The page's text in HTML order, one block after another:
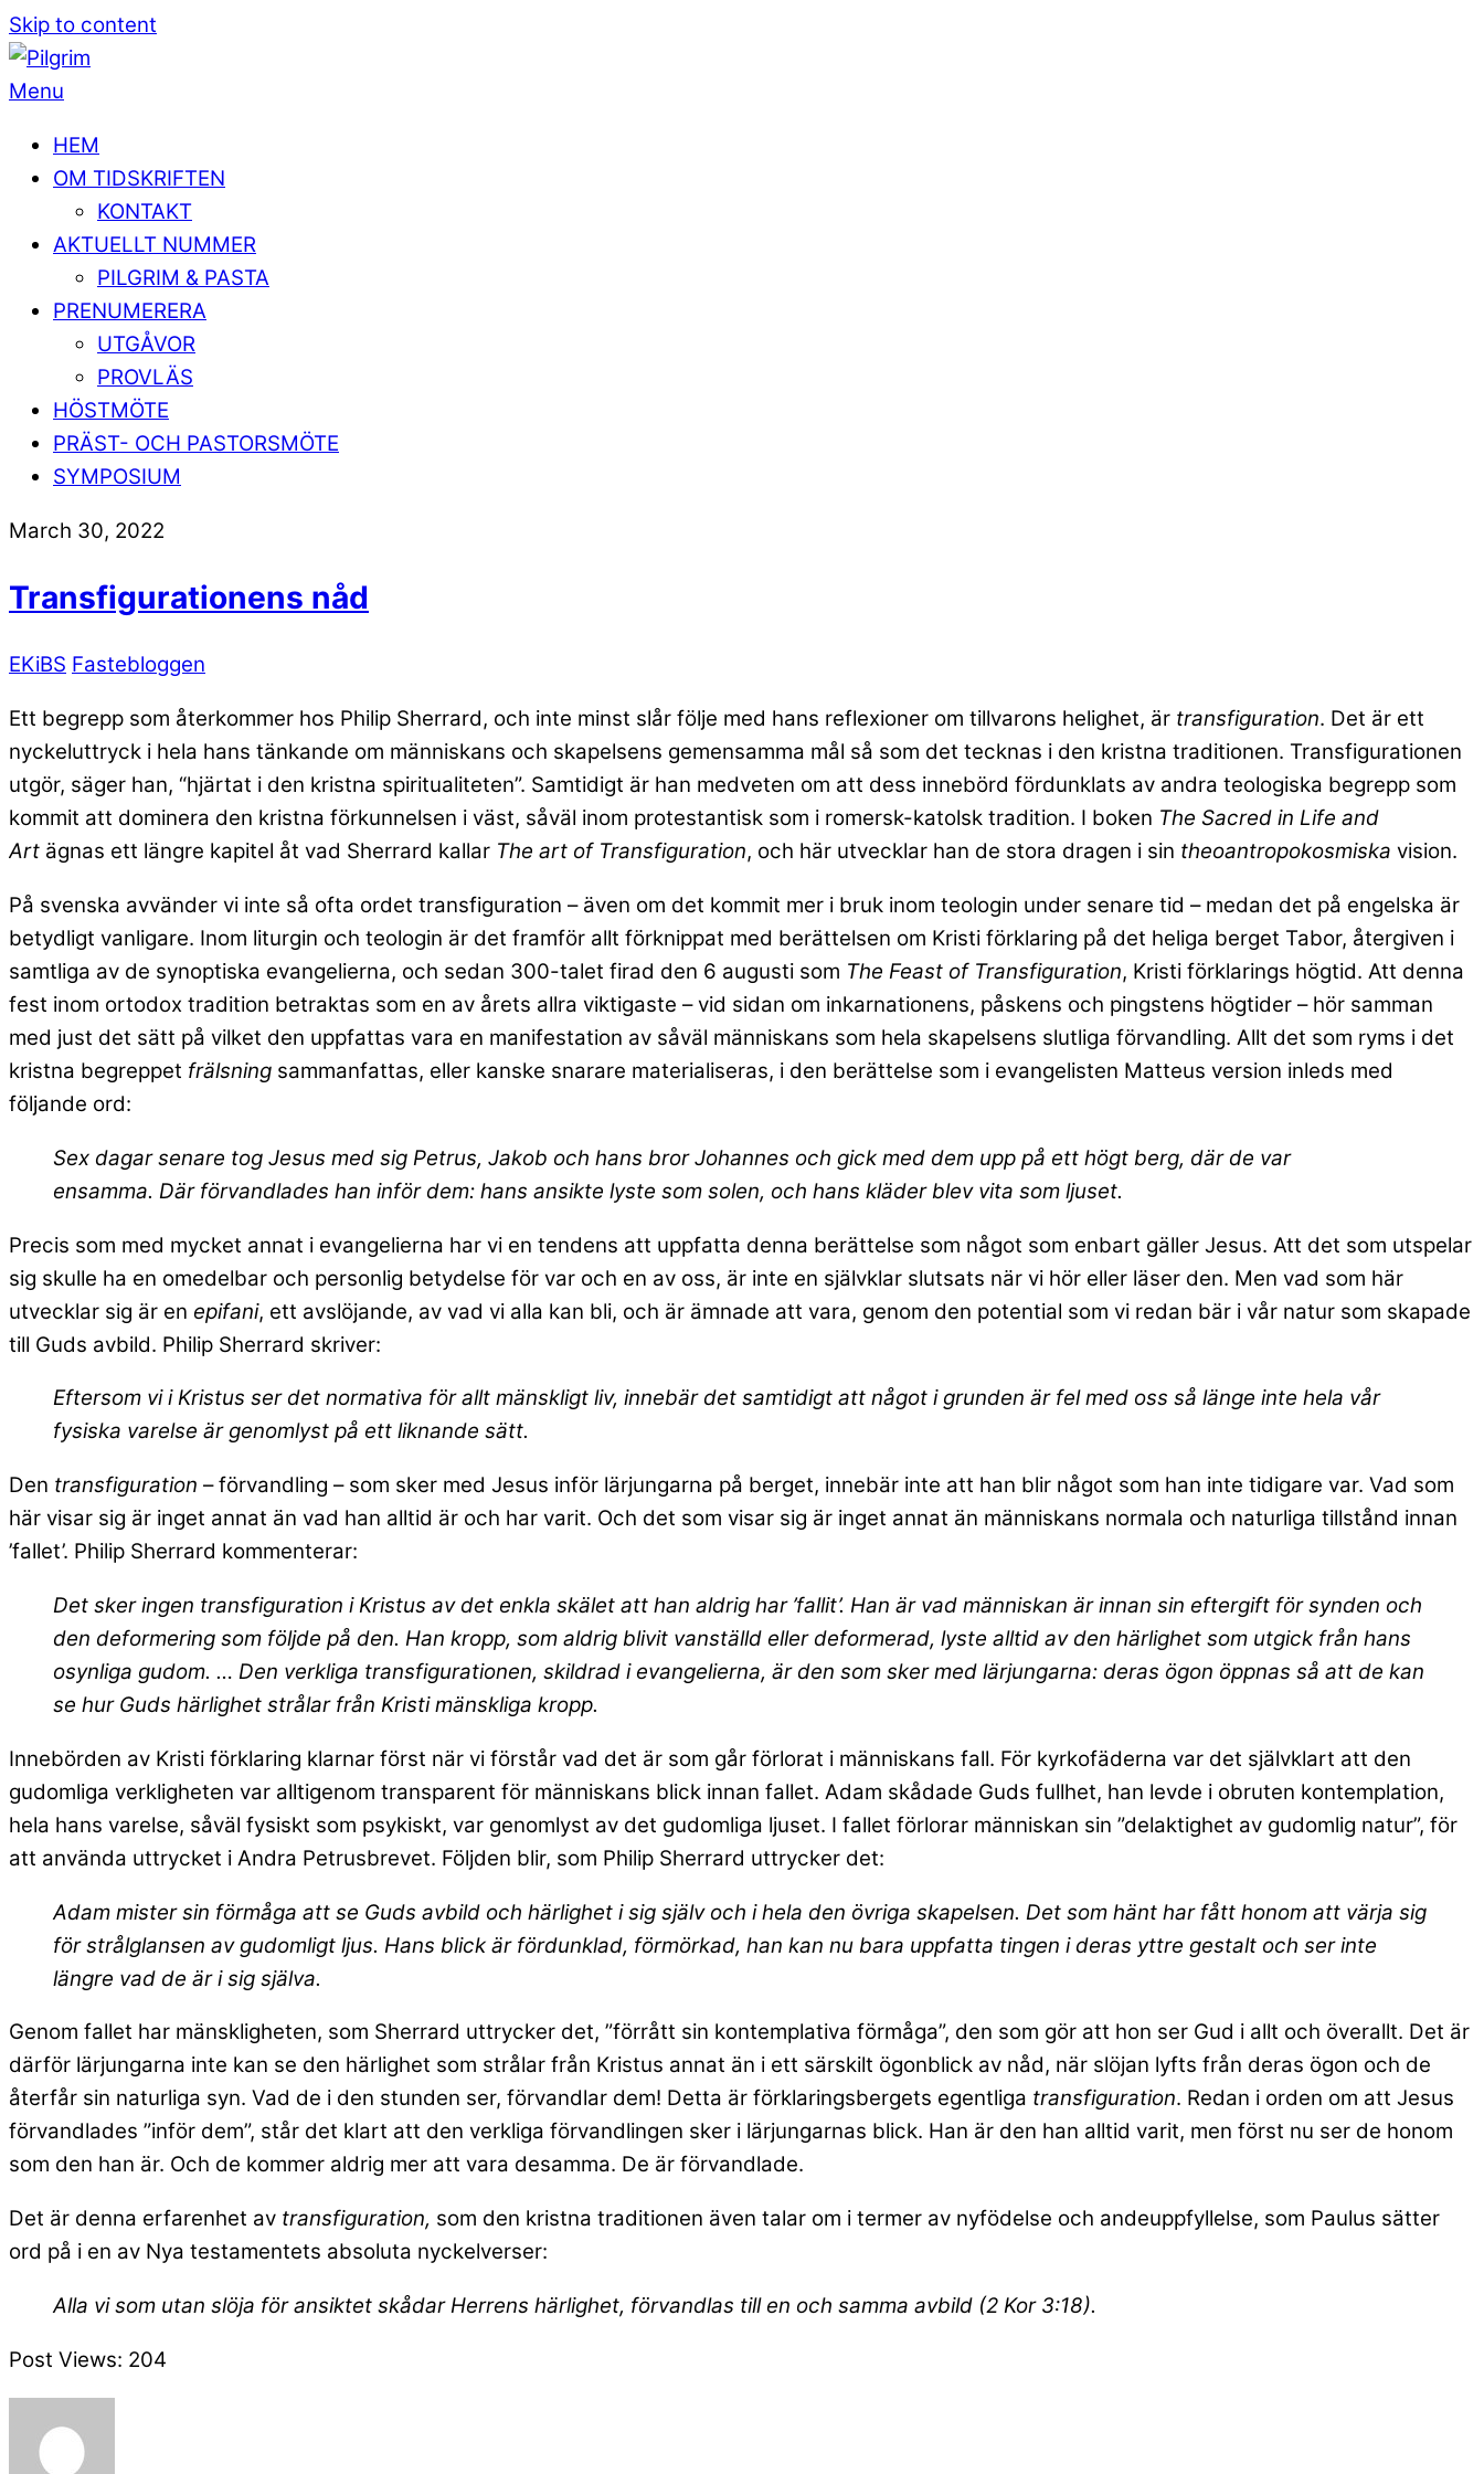
Skip to content
Menu
HEM
OM TIDSKRIFTEN
KONTAKT
AKTUELLT NUMMER
PILGRIM & PASTA
PRENUMERERA
UTGÅVOR
PROVLÄS
HÖSTMÖTE
PRÄST- OCH PASTORSMÖTE
SYMPOSIUM
March 30, 2022
Transfigurationens nåd
EKiBS Fastebloggen
Ett begrepp som återkommer hos Philip Sherrard, och inte minst slår följe med hans reflexioner om tillvarons helighet, är transfiguration. Det är ett
nyckeluttryck i hela hans tänkande om människans och skapelsens gemensamma mål så som det tecknas i den kristna traditionen. Transfigurationen
utgör, säger han, “hjärtat i den kristna spiritualiteten”. Samtidigt är han medveten om att dess innebörd fördunklats av andra teologiska begrepp som
kommit att dominera den kristna förkunnelsen i väst, såväl inom protestantisk som i romersk-katolsk tradition. I boken The Sacred in Life and
Art ägnas ett längre kapitel åt vad Sherrard kallar The art of Transfiguration, och här utvecklar han de stora dragen i sin theoantropokosmiska vision.
På svenska avvänder vi inte så ofta ordet transfiguration – även om det kommit mer i bruk inom teologin under senare tid – medan det på engelska är
betydligt vanligare. Inom liturgin och teologin är det framför allt förknippat med berättelsen om Kristi förklaring på det heliga berget Tabor, återgiven i
samtliga av de synoptiska evangelierna, och sedan 300-talet firad den 6 augusti som The Feast of Transfiguration, Kristi förklarings högtid. Att denna
fest inom ortodox tradition betraktas som en av årets allra viktigaste – vid sidan om inkarnationens, påskens och pingstens högtider – hör samman
med just det sätt på vilket den uppfattas vara en manifestation av såväl människans som hela skapelsens slutliga förvandling. Allt det som ryms i det
kristna begreppet frälsning sammanfattas, eller kanske snarare materialiseras, i den berättelse som i evangelisten Matteus version inleds med
följande ord:
Sex dagar senare tog Jesus med sig Petrus, Jakob och hans bror Johannes och gick med dem upp på ett högt berg, där de var
ensamma. Där förvandlades han inför dem: hans ansikte lyste som solen, och hans kläder blev vita som ljuset.
Precis som med mycket annat i evangelierna har vi en tendens att uppfatta denna berättelse som något som enbart gäller Jesus. Att det som utspelar
sig skulle ha en omedelbar och personlig betydelse för var och en av oss, är inte en självklar slutsats när vi hör eller läser den. Men vad som här
utvecklar sig är en epifani, ett avslöjande, av vad vi alla kan bli, och är ämnade att vara, genom den potential som vi redan bär i vår natur som skapade
till Guds avbild. Philip Sherrard skriver:
Eftersom vi i Kristus ser det normativa för allt mänskligt liv, innebär det samtidigt att något i grunden är fel med oss så länge inte hela vår
fysiska varelse är genomlyst på ett liknande sätt.
Den transfiguration – förvandling – som sker med Jesus inför lärjungarna på berget, innebär inte att han blir något som han inte tidigare var. Vad som
här visar sig är inget annat än vad han alltid är och har varit. Och det som visar sig är inget annat än människans normala och naturliga tillstånd innan
’fallet’. Philip Sherrard kommenterar:
Det sker ingen transfiguration i Kristus av det enkla skälet att han aldrig har ’fallit’. Han är vad människan är innan sin eftergift för synden och
den deformering som följde på den. Han kropp, som aldrig blivit vanställd eller deformerad, lyste alltid av den härlighet som utgick från hans
osynliga gudom. … Den verkliga transfigurationen, skildrad i evangelierna, är den som sker med lärjungarna: deras ögon öppnas så att de kan
se hur Guds härlighet strålar från Kristi mänskliga kropp.
Innebörden av Kristi förklaring klarnar först när vi förstår vad det är som går förlorat i människans fall. För kyrkofäderna var det självklart att den
gudomliga verkligheten var alltigenom transparent för människans blick innan fallet. Adam skådade Guds fullhet, han levde i obruten kontemplation,
hela hans varelse, såväl fysiskt som psykiskt, var genomlyst av det gudomliga ljuset. I fallet förlorar människan sin ”delaktighet av gudomlig natur”, för
att använda uttrycket i Andra Petrusbrevet. Följden blir, som Philip Sherrard uttrycker det:
Adam mister sin förmåga att se Guds avbild och härlighet i sig själv och i hela den övriga skapelsen. Det som hänt har fått honom att värja sig
för strålglansen av gudomligt ljus. Hans blick är fördunklad, förmörkad, han kan nu bara uppfatta tingen i deras yttre gestalt och ser inte
längre vad de är i sig själva.
Genom fallet har mänskligheten, som Sherrard uttrycker det, ”förrått sin kontemplativa förmåga”, den som gör att hon ser Gud i allt och överallt. Det är
därför lärjungarna inte kan se den härlighet som strålar från Kristus annat än i ett särskilt ögonblick av nåd, när slöjan lyfts från deras ögon och de
återfår sin naturliga syn. Vad de i den stunden ser, förvandlar dem! Detta är förklaringsbergets egentliga transfiguration. Redan i orden om att Jesus
förvandlades ”inför dem”, står det klart att den verkliga förvandlingen sker i lärjungarnas blick. Han är den han alltid varit, men först nu ser de honom
som den han är. Och de kommer aldrig mer att vara desamma. De är förvandlade.
Det är denna erfarenhet av transfiguration, som den kristna traditionen även talar om i termer av nyfödelse och andeuppfyllelse, som Paulus sätter
ord på i en av Nya testamentets absoluta nyckelverser:
Alla vi som utan slöja för ansiktet skådar Herrens härlighet, förvandlas till en och samma avbild (2 Kor 3:18).
Post Views: 204